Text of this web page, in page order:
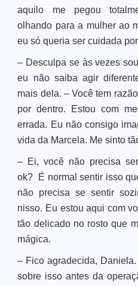
aquilo me pegou
olhando para a mulher ao
eu só queria ser cuidada
– Desculpa se às vezes
eu não saiba agir
mais dela. – Você tem
por dentro. Estou com
errada. Eu não consigo
vida da Marcela. Me sinto
– Ei, você não precisa
ok? É normal sentir isso
não precisa se sentir
nisso. Eu estou aqui com
tão delicado no rosto que
mágica.
– Fico agradecida,
sobre isso antes da